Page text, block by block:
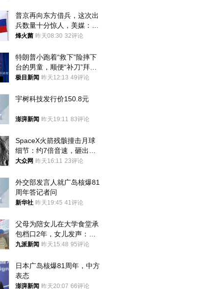
普京再向东方借兵，这次出
兵数量十分惊人，美媒：俄
朝要动真格？
烽火菌 昨天08:30 32评论
特朗普小跑着“救下”险摔下
台的男童，顺便“补刀”拜
登：“我可不想他像拜登一
极目新闻 昨天12:13 49评论
宇树科技发行价150.8元
澎湃新闻 昨天19:11 83评论
SpaceX火箭残骸撞击月球
细节：约7倍音速，砸出直
径约30米撞击坑
大众网 昨天16:11 23评论
外交部发言人就广岛核爆81
周年答记者问
新华社 昨天19:45 41评论
父母为陪女儿在大学食堂承
包档口2年，女儿发声：初
衷是为了陪伴，毕业后将不
九派新闻 昨天15:48 95评论
日本广岛核爆81周年，中方
表态
澎湃新闻 昨天20:07 66评论